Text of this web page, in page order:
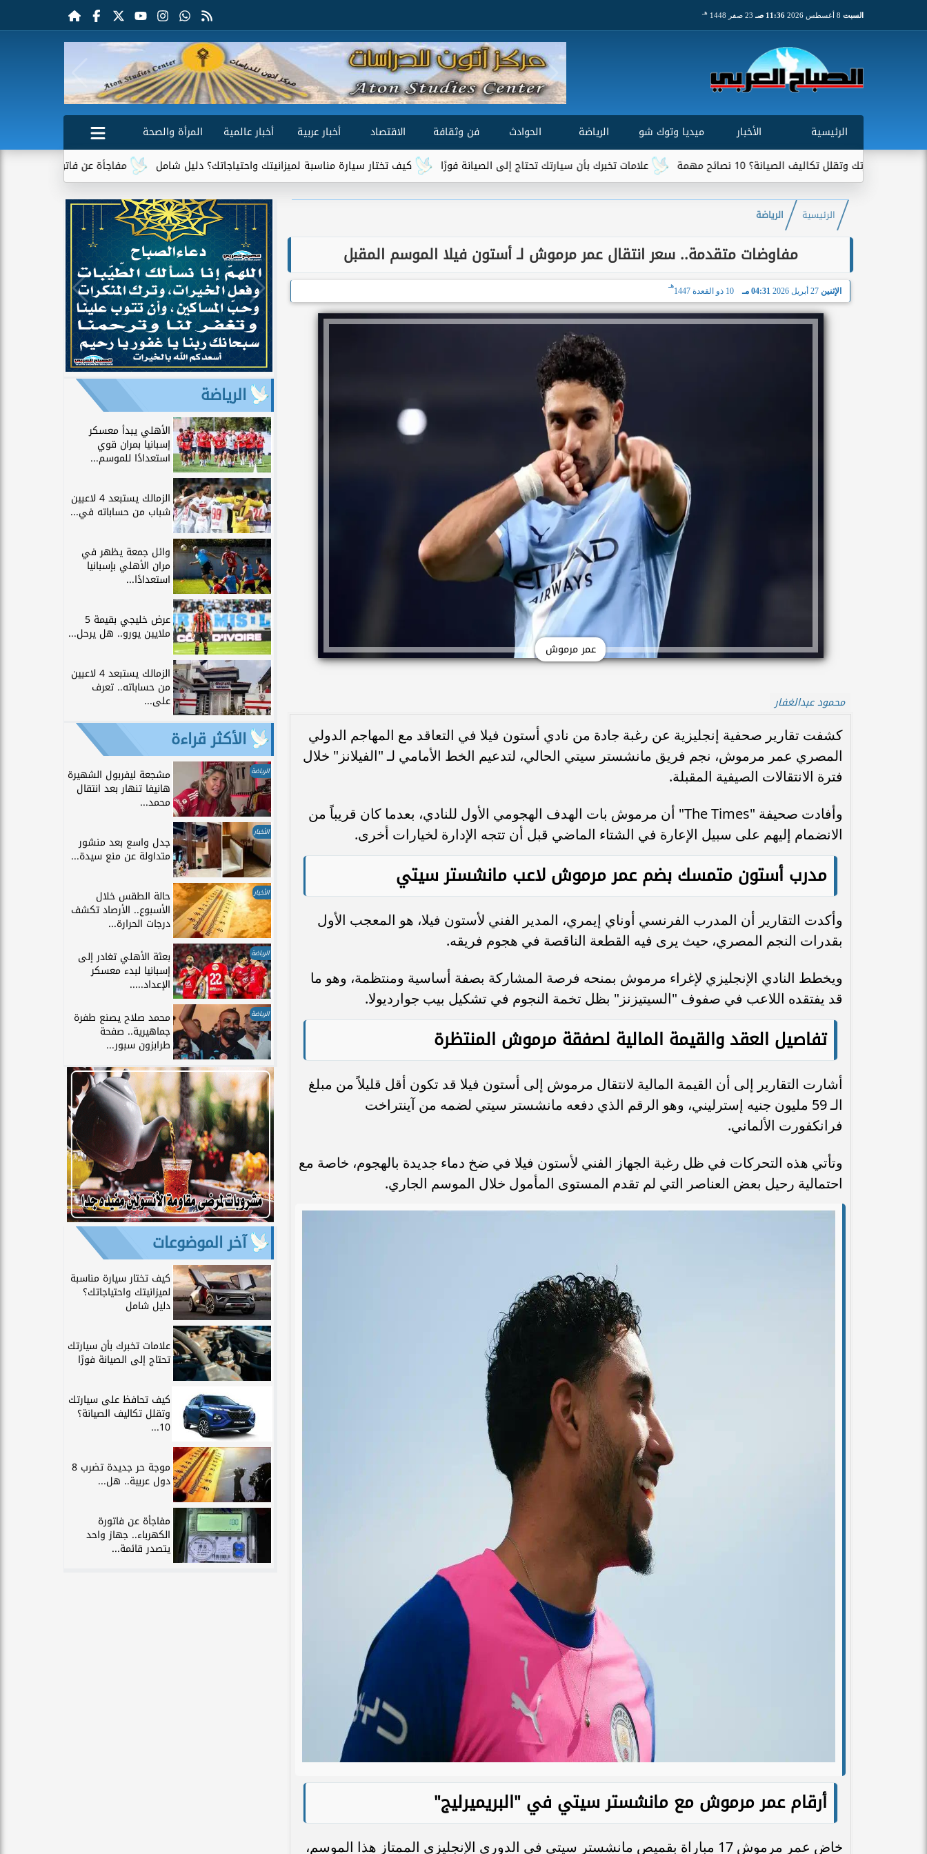
السبت 11:36 صـ 23 صفر 1448 هـ
الرئيسية الأخبار ميديا وتوك شو الرياضة الحوادث فن وثقافة الاقتصاد أخبار عربية أخبار عالمية
المرأة والصحة
مفاجأة عن فاتورة الكهرباء.. جهاز واحد
كيف تختار سيارة مناسبة لميزانيتك واحتياجاتك؟ دليل شامل علامات تخبرك بأن سيارتك تحتاج إلى الصيانة فورًا الصيانة؟ 10 نصائح مهمة
الرئيسية الرياضة
مفاوضات متقدمة.. سعر انتقال عمر مرموش لـ أستون فيلا الموسم المقبل
الإثنين 27 أبريل 2026 04:31 مـ 10 ذو القعدة 1447
هـ
عمر مرموش
محمود عبدالغفار
كشفت تقارير صحفية إنجليزية عن رغبة جادة من نادي أستون فيلا في التعاقد مع المهاجم الدولي
المصري عمر مرموش، نجم فريق مانشستر سيتي الحالي، لتدعيم الخط الأمامي لـ "الفيلانز" خلال
فترة الانتقالات الصيفية المقبلة.
وأفادت صحيفة "The Times" أن مرموش بات الهدف الهجومي الأول للنادي، بعدما كان قريباً من
الانضمام إليهم على سبيل الإعارة في الشتاء الماضي قبل أن تتجه الإدارة لخيارات أخرى.
مدرب أستون متمسك بضم عمر مرموش لاعب مانشستر سيتي
وأكدت التقارير أن المدرب الفرنسي أوناي إيمري، المدير الفني لأستون فيلا، هو المعجب الأول
بقدرات النجم المصري، حيث يرى فيه القطعة الناقصة في هجوم فريقه.
ويخطط النادي الإنجليزي لإغراء مرموش بمنحه فرصة المشاركة بصفة أساسية ومنتظمة، وهو ما
قد يفتقده اللاعب في صفوف "السيتيزنز" بظل تخمة النجوم في تشكيل بيب جوارديولا.
تفاصيل العقد والقيمة المالية لصفقة مرموش المنتظرة
أشارت التقارير إلى أن القيمة المالية لانتقال مرموش إلى أستون فيلا قد تكون أقل قليلاً من مبلغ
الـ 59 مليون جنيه إسترليني، وهو الرقم الذي دفعه مانشستر سيتي لضمه من آينتراخت
فرانكفورت الألماني.
وتأتي هذه التحركات في ظل رغبة الجهاز الفني لأستون فيلا في ضخ دماء جديدة بالهجوم، خاصة مع
احتمالية رحيل بعض العناصر التي لم تقدم المستوى المأمول خلال الموسم الجاري.
أرقام عمر مرموش مع مانشستر سيتي في "البريميرليج"
خاض عمر مرموش 17 مباراة بقميص مانشستر سيتي في الدوري الإنجليزي الممتاز هذا الموسم،
الرياضة
الأهلي يبدأ معسكر
إسبانيا بمران قوي
استعدادًا للموسم...
الزمالك يستبعد 4 لاعبين
شباب من حساباته في...
وائل جمعة يظهر في
مران الأهلي بإسبانيا
استعدادًا...
عرض خليجي بقيمة 5
ملايين يورو.. هل يرحل...
الزمالك يستبعد 4 لاعبين
من حساباته.. تعرف
على...
الأكثر قراءة
الرياضة مشجعة ليفربول الشهيرة
هانيفا تنهار بعد انتقال
محمد...
الأخبار
جدل واسع بعد منشور
متداولة عن منع سيدة...
الأخبار حالة الطقس خلال
الأسبوع.. الأرصاد تكشف
درجات الحرارة...
الرياضة بعثة الأهلي تغادر إلى
إسبانيا لبدء معسكر
الإعداد.....
الرياضة محمد صلاح يصنع طفرة
جماهيرية.. صفحة
طرابزون سبور...
آخر الموضوعات
كيف تختار سيارة مناسبة
لميزانيتك واحتياجاتك؟
دليل شامل
علامات تخبرك بأن سيارتك
تحتاج إلى الصيانة فورًا
كيف تحافظ على سيارتك
وتقلل تكاليف الصيانة؟
10...
موجة حر جديدة تضرب 8
دول عربية.. هل...
مفاجأة عن فاتورة
الكهرباء.. جهاز واحد
يتصدر قائمة...